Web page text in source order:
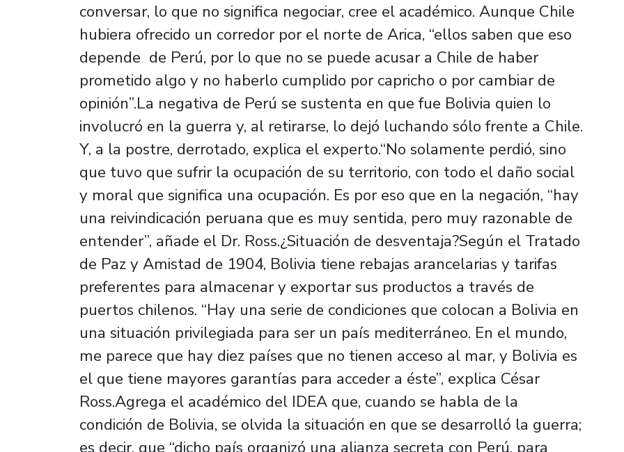
conversar, lo que no significa negociar, cree el académico. Aunque Chile
hubiera ofrecido un corredor por el norte de Arica, “ellos saben que eso
depende de Perú, por lo que no se puede acusar a Chile de haber
prometido algo y no haberlo cumplido por capricho o por cambiar de
opinión”.La negativa de Perú se sustenta en que fue Bolivia quien lo
involucró en la guerra y, al retirarse, lo dejó luchando sólo frente a Chile.
Y, a la postre, derrotado, explica el experto.“No solamente perdió, sino
que tuvo que sufrir la ocupación de su territorio, con todo el daño social
y moral que significa una ocupación. Es por eso que en la negación, “hay
una reivindicación peruana que es muy sentida, pero muy razonable de
entender”, añade el Dr. Ross.¿Situación de desventaja?Según el Tratado
de Paz y Amistad de 1904, Bolivia tiene rebajas arancelarias y tarifas
preferentes para almacenar y exportar sus productos a través de
puertos chilenos. “Hay una serie de condiciones que colocan a Bolivia en
una situación privilegiada para ser un país mediterráneo. En el mundo,
me parece que hay diez países que no tienen acceso al mar, y Bolivia es
el que tiene mayores garantías para acceder a éste”, explica César
Ross.Agrega el académico del IDEA que, cuando se habla de la
condición de Bolivia, se olvida la situación en que se desarrolló la guerra;
es decir, que “dicho país organizó una alianza secreta con Perú, para